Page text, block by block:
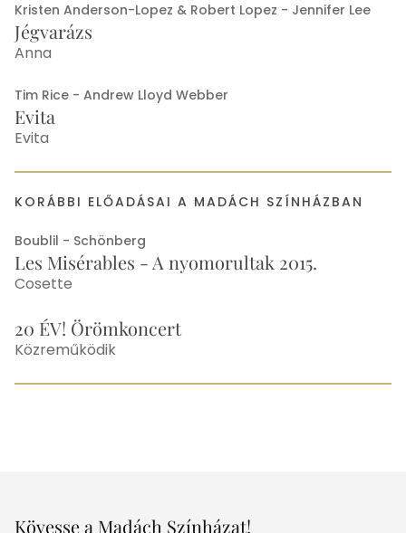
Kristen Anderson-Lopez & Robert Lopez - Jennifer Lee
Jégvarázs
Anna
Tim Rice - Andrew Lloyd Webber
Evita
Evita
KORÁBBI ELŐADÁSAI A MADÁCH SZÍNHÁZBAN
Boublil - Schönberg
Les Misérables - A nyomorultak 2015.
Cosette
20 ÉV! Örömkoncert
Közreműködik
Kövesse a Madách Színházat!